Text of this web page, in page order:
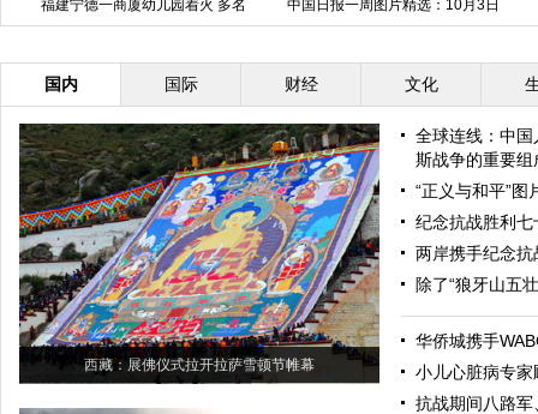
中国日报一周图片精选：10月3日
—9日
山东东营现浪漫“红地毯”
国内 国际 财经 文化
西藏：展佛仪式拉开拉萨雪顿节帷幕
全球连线：中
斯战争的重要组
“正义与和平”图
纪念抗战胜利
两岸携手纪念
除了“狼牙山五
华侨城携手
小儿心脏病专家
抗战期间八路